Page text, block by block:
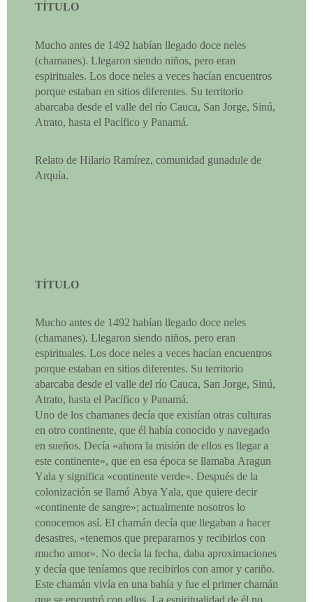
TÍTULO
Mucho antes de 1492 habían llegado doce neles
(chamanes). Llegaron siendo niños, pero eran
espirituales. Los doce neles a veces hacían encuentros
porque estaban en sitios diferentes. Su territorio
abarcaba desde el valle del río Cauca, San Jorge, Sinú,
Atrato, hasta el Pacífico y Panamá.
Relato de Hilario Ramírez, comunidad gunadule de
Arquía.
TÍTULO
Mucho antes de 1492 habían llegado doce neles
(chamanes). Llegaron siendo niños, pero eran
espirituales. Los doce neles a veces hacían encuentros
porque estaban en sitios diferentes. Su territorio
abarcaba desde el valle del río Cauca, San Jorge, Sinú,
Atrato, hasta el Pacífico y Panamá.
Uno de los chamanes decía que existían otras culturas
en otro continente, que él había conocido y navegado
en sueños. Decía «ahora la misión de ellos es llegar a
este continente», que en esa época se llamaba Aragun
Yala y significa «continente verde». Después de la
colonización se llamó Abya Yala, que quiere decir
«continente de sangre»; actualmente nosotros lo
conocemos así. El chamán decía que llegaban a hacer
desastres, «tenemos que prepararnos y recibirlos con
mucho amor». No decía la fecha, daba aproximaciones
y decía que teníamos que recibirlos con amor y cariño.
Este chamán vivía en una bahía y fue el primer chamán